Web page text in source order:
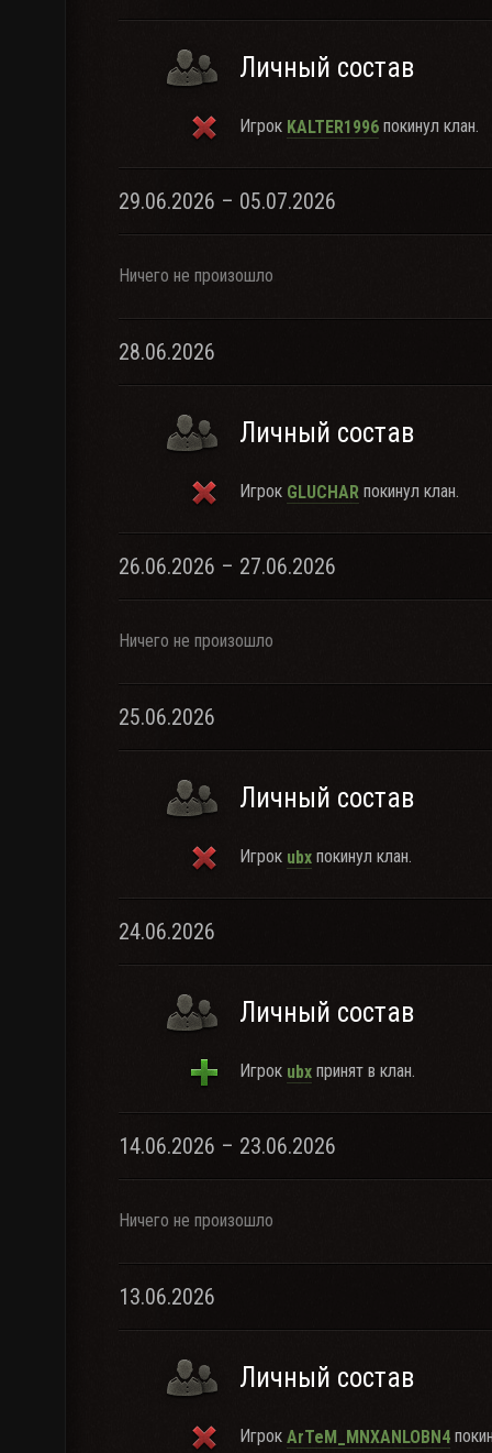
Личный состав
Игрок KALTER1996 покинул клан.
29.06.2026 – 05.07.2026
Ничего не произошло
28.06.2026
Личный состав
Игрок GLUCHAR покинул клан.
26.06.2026 – 27.06.2026
Ничего не произошло
25.06.2026
Личный состав
Игрок ubx покинул клан.
24.06.2026
Личный состав
Игрок ubx принят в клан.
14.06.2026 – 23.06.2026
Ничего не произошло
13.06.2026
Личный состав
Игрок ArTeM_MNXANLOBN4